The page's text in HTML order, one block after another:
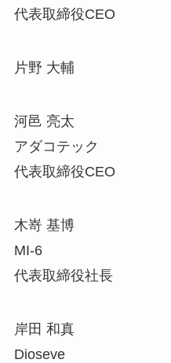
代表取締役CEO
片野 大輔
河邑 亮太
アダコテック
代表取締役CEO
木嵜 基博
MI-6
代表取締役社長
岸田 和真
Dioseve